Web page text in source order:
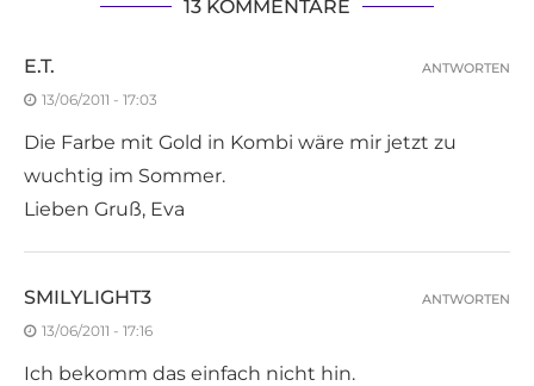
13 KOMMENTARE
E.T.
13/06/2011 - 17:03
Die Farbe mit Gold in Kombi wäre mir jetzt zu
wuchtig im Sommer.
Lieben Gruß, Eva
ANTWORTEN
SMILYLIGHT3
13/06/2011 - 17:16
Ich bekomm das einfach nicht hin.
ANTWORTEN